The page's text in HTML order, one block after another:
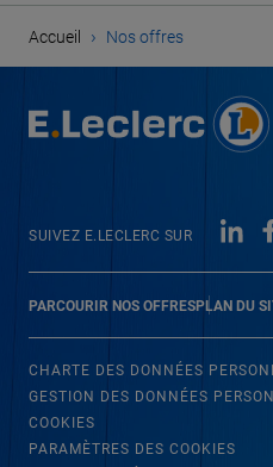
Accueil › Nos offres
PARCOURIR NOS OFFRESPLAN DU
SUIVEZ E.LECLERC SUR
CHARTE DES DONNÉES
GESTION DES DONNÉES
COOKIES
PARAMÈTRES DES COOKIES